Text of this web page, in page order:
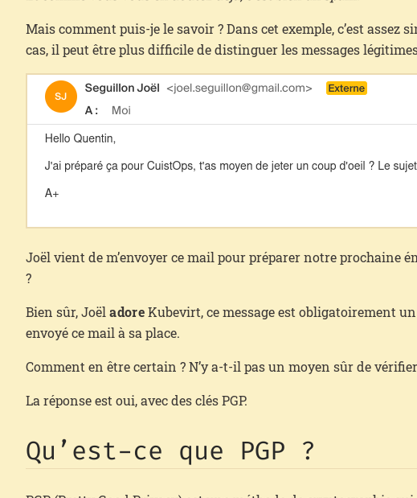
Mais comment puis-je le savoir ? Dans cet exemple, c’est assez
cas, il peut être plus difficile de distinguer les messages
Joël vient de m’envoyer ce mail pour préparer notre prochaine
?
Bien sûr, JoëladoreKubevirt, ce message est obligatoirement
envoyé ce mail à sa place.
Comment en être certain ? N’y a-t-il pas un moyen sûr de
La réponse est oui, avec des clés PGP.
Qu’est-ce que PGP ?